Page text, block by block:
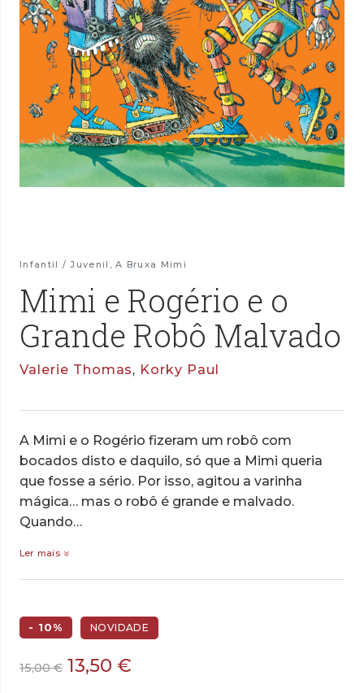
Infantil / Juvenil ,A Bruxa Mimi
Mimi e Rogério e o
Grande Robô Malvado
Valerie Thomas, Korky Paul
A Mimi e o Rogério fizeram um robô com
bocados disto e daquilo, só que a Mimi queria
que fosse a sério. Por isso, agitou a varinha
mágica… mas o robô é grande e malvado.
Quando…
Ler mais
- 10% NOVIDADE
15,00€ O
13,50 €